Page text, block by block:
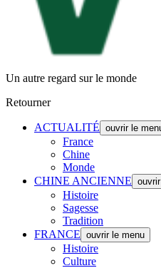
Un autre regard sur le monde
Retourner
ACTUALITÉ ouvrir le
France
Chine
Monde
CHINE ANCIENNE
Histoire
Sagesse
Tradition
FRANCE ouvrir le menu
Histoire
Culture